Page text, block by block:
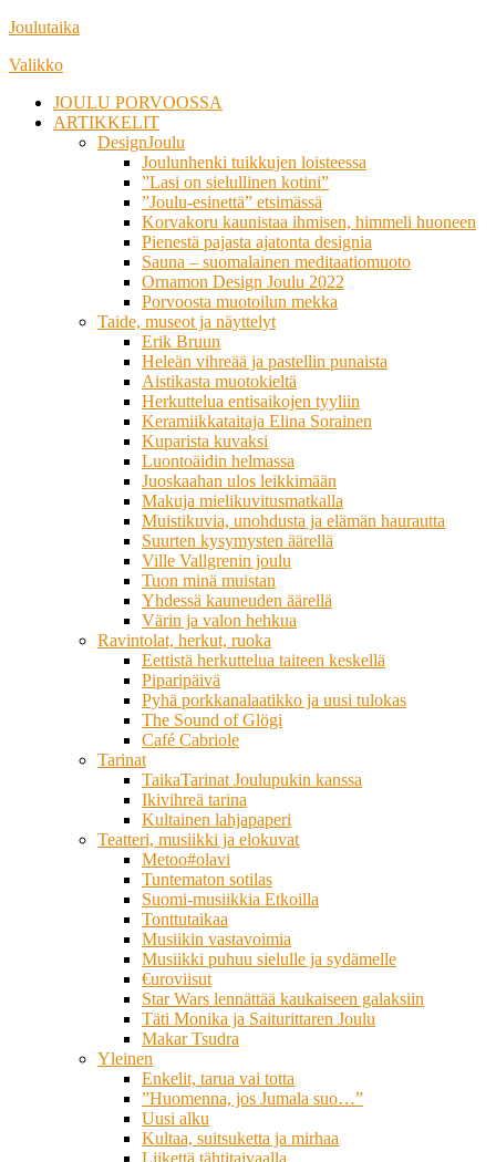
Siirry
sisältöön
Joulutaika
Valikko
JOULU PORVOOSSA
ARTIKKELIT
DesignJoulu
Joulunhenki tuikkujen loisteessa
”Lasi on sielullinen kotini”
”Joulu-esinettä” etsimässä
Korvakoru kaunistaa ihmisen, himmeli huoneen
Pienestä pajasta ajatonta designia
Sauna – suomalainen meditaatiomuoto
Ornamon Design Joulu 2022
Porvoosta muotoilun mekka
Taide, museot ja näyttelyt
Erik Bruun
Heleän vihreää ja pastellin punaista
Aistikasta muotokieltä
Herkuttelua entisaikojen tyyliin
Keramiikkataitaja Elina Sorainen
Kuparista kuvaksi
Luontoäidin helmassa
Juoskaahan ulos leikkimään
Makuja mielikuvitusmatkalla
Muistikuvia, unohdusta ja elämän haurautta
Suurten kysymysten äärellä
Ville Vallgrenin joulu
Tuon minä muistan
Yhdessä kauneuden äärellä
Värin ja valon hehkua
Ravintolat, herkut, ruoka
Eettistä herkuttelua taiteen keskellä
Piparipäivä
Pyhä porkkanalaatikko ja uusi tulokas
The Sound of Glögi
Café Cabriole
Tarinat
TaikaTarinat Joulupukin kanssa
Ikivihreä tarina
Kultainen lahjapaperi
Teatteri, musiikki ja elokuvat
Metoo#olavi
Tuntematon sotilas
Suomi-musiikkia Etkoilla
Tonttutaikaa
Musiikin vastavoimia
Musiikki puhuu sielulle ja sydämelle
€uroviisut
Star Wars lennättää kaukaiseen galaksiin
Täti Monika ja Saiturittaren Joulu
Makar Tsudra
Yleinen
Enkelit, tarua vai totta
”Huomenna, jos Jumala suo…”
Uusi alku
Kultaa, suitsuketta ja mirhaa
Liikettä tähtitaivaalla